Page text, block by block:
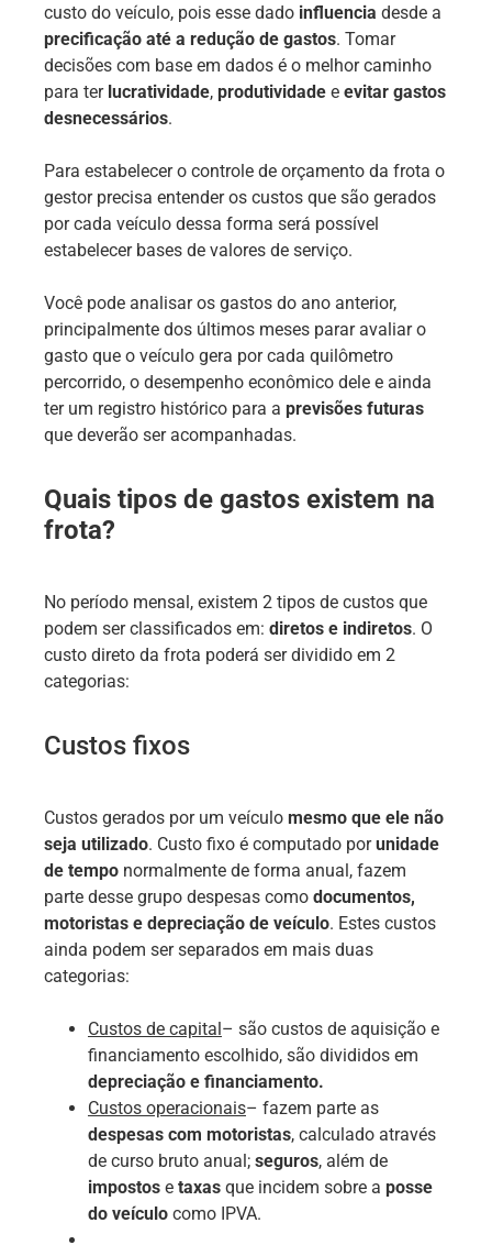
custo do veículo, pois esse dado influencia desde a
precificação até a redução de gastos. Tomar
decisões com base em dados é o melhor caminho
para ter lucratividade, produtividade e evitar gastos
desnecessários.
Para estabelecer o controle de orçamento da frota o
gestor precisa entender os custos que são gerados
por cada veículo dessa forma será possível
estabelecer bases de valores de serviço.
Você pode analisar os gastos do ano anterior,
principalmente dos últimos meses parar avaliar o
gasto que o veículo gera por cada quilômetro
percorrido, o desempenho econômico dele e ainda
ter um registro histórico para a previsões futuras
que deverão ser acompanhadas.
Quais tipos de gastos existem na
frota?
No período mensal, existem 2 tipos de custos que
podem ser classificados em: diretos e indiretos. O
custo direto da frota poderá ser dividido em 2
categorias:
Custos fixos
Custos gerados por um veículo mesmo que ele não
seja utilizado. Custo fixo é computado porunidade
de tempo normalmente de forma anual, fazem
parte desse grupo despesas como documentos,
motoristas e depreciação de veículo. Estes custos
ainda podem ser separados em mais duas
categorias:
Custos de capital– são custos de aquisição e
financiamento escolhido, são divididos em
depreciação e financiamento.
Custos operacionais– fazem parte as
despesas com motoristas, calculado através
de curso bruto anual; seguros, além de
impostos e taxas que incidem sobre a posse
do veículo como IPVA.